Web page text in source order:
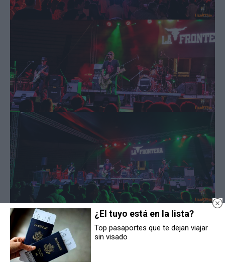
¿El tuyo está en la lista?
Top pasaportes que te dejan viajar
sin visado